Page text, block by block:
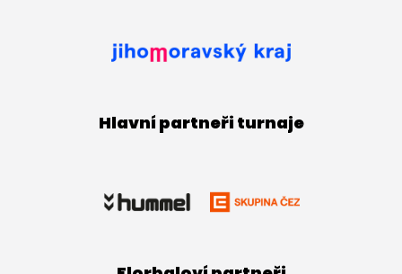
Hlavní partneři turnaje